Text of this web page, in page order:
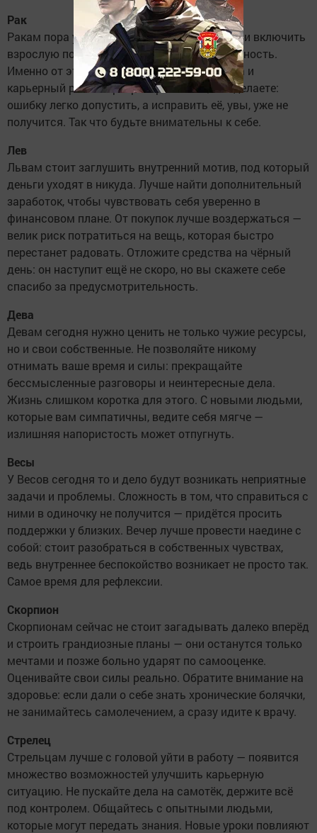
Рак
Ракам пора успокоить внутреннего ребёнка и включить
взрослую позицию — сегодня важна серьёзность.
Именно от этого зависят новые знакомства и
карьерный рост. Перепроверяйте всё, что делаете:
ошибку легко допустить, а исправить её, увы, уже не
получится. Так что будьте внимательны к себе.
Лев
Львам стоит заглушить внутренний мотив, под который
деньги уходят в никуда. Лучше найти дополнительный
заработок, чтобы чувствовать себя уверенно в
финансовом плане. От покупок лучше воздержаться —
велик риск потратиться на вещь, которая быстро
перестанет радовать. Отложите средства на чёрный
день: он наступит ещё не скоро, но вы скажете себе
спасибо за предусмотрительность.
Дева
Девам сегодня нужно ценить не только чужие ресурсы,
но и свои собственные. Не позволяйте никому
отнимать ваше время и силы: прекращайте
бессмысленные разговоры и неинтересные дела.
Жизнь слишком коротка для этого. С новыми людьми,
которые вам симпатичны, ведите себя мягче —
излишняя напористость может отпугнуть.
Весы
У Весов сегодня то и дело будут возникать неприятные
задачи и проблемы. Сложность в том, что справиться с
ними в одиночку не получится — придётся просить
поддержки у близких. Вечер лучше провести наедине с
собой: стоит разобраться в собственных чувствах,
ведь внутреннее беспокойство возникает не просто так.
Самое время для рефлексии.
Скорпион
Скорпионам сейчас не стоит загадывать далеко вперёд
и строить грандиозные планы — они останутся только
мечтами и позже больно ударят по самооценке.
Оценивайте свои силы реально. Обратите внимание на
здоровье: если дали о себе знать хронические болячки,
не занимайтесь самолечением, а сразу идите к врачу.
Стрелец
Стрельцам лучше с головой уйти в работу — появится
множество возможностей улучшить карьерную
ситуацию. Не пускайте дела на самотёк, держите всё
под контролем. Общайтесь с опытными людьми,
которые могут передать знания. Новые уроки повлияют